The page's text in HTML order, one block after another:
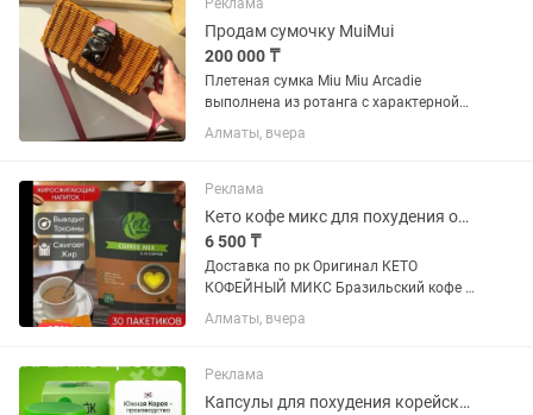
дополнительные...
Реклама
Продам сумочку MuiMui
200 000 ₸
Плетеная сумка Miu Miu Arcadie
выполнена из ротанга с характерной
розовой кожаной отделкой и
серебристой фурнитурой. С длинным
из кожи. Есть карточка. Оригинал....
Алматы, вчера
Реклама
Кето кофе микс для похудения оригинал
6 500 ₸
Доставка по рк Оригинал КЕТО
КОФЕЙНЫЙ МИКС Бразильский кофе
высокого качества Состав L-карнитин •
L-карнитин входит в состав препарата
Алматы, вчера
Реклама
Капсулы для похудения корейские день и ночь